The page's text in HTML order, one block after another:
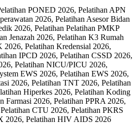
PONED 2026, Pelatihan APN
2026, Pelatihan Asesor Bidan
2026, Pelatihan Pelatihan PMKP
Jenazah 2026, Pelatihan K3 Rumah
2026, Pelatihan Kredensial 2026,
IPCD 2026, Pelatihan CSSD 2026,
Pelatihan NICU/PICU 2026,
EWS 2026, Pelatihan EWS 2026,
2026, Pelatihan TNT 2026, Pelatihan
Hiperkes 2026, Pelatihan Koding
Farmasi 2026, Pelatihan PPRA 2026,
CTU 2026, Pelatihan PKRS
2026, Pelatihan HIV AIDS 2026